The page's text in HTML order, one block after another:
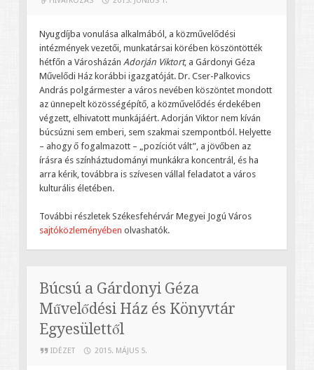
Nyugdíjba vonulása alkalmából, a közművelődési
intézmények vezetői, munkatársai körében köszöntötték
hétfőn a Városházán Adorján Viktort, a Gárdonyi Géza
Művelődi Ház korábbi igazgatóját. Dr. Cser-Palkovics
András polgármester a város nevében köszöntet mondott
az ünnepelt közösségépítő, a közművelődés érdekében
végzett, elhivatott munkájáért. Adorján Viktor nem kíván
búcsúzni sem emberi, sem szakmai szempontból. Helyette
– ahogy ő fogalmazott – „pozíciót vált”, a jövőben az
írásra és színháztudományi munkákra koncentrál, és ha
arra kérik, továbbra is szívesen vállal feladatot a város
kulturális életében.
További részletek Székesfehérvár Megyei Jogú Város
sajtóközleményében olvashatók.
Búcsú a Gárdonyi Géza
Művelődési Ház és Könyvtár
Egyesülettől
IDÉZET 2015. MÁJUS 5.